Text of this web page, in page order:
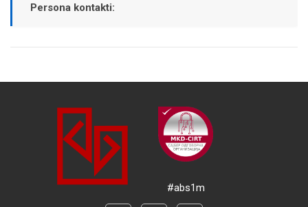
Persona kontakti:
#abs1m